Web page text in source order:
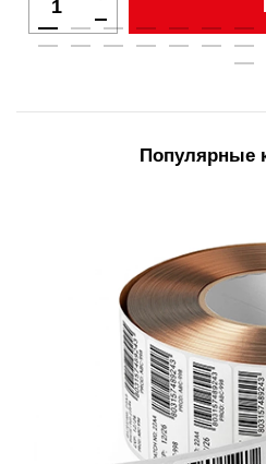
Популярные